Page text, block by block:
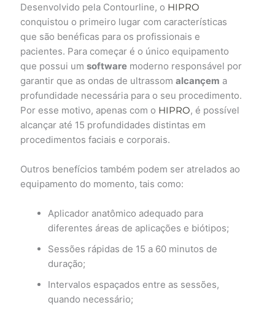
Desenvolvido pela Contourline, o HIPRO
conquistou o primeiro lugar com características
que são benéficas para os profissionais e
pacientes. Para começar é o único equipamento
que possui umsoftware moderno responsável por
garantir que as ondas de ultrassomalcançem a
profundidade necessária para o seu procedimento.
Por esse motivo, apenas com o HIPRO, é possível
alcançar até 15 profundidades distintas em
procedimentos faciais e corporais.
Outros benefícios também podem ser atrelados ao
equipamento do momento, tais como:
Aplicador anatômico adequado para
diferentes áreas de aplicações e biótipos;
Sessões rápidas de 15 a 60 minutos de
duração;
Intervalos espaçados entre as sessões,
quando necessário;